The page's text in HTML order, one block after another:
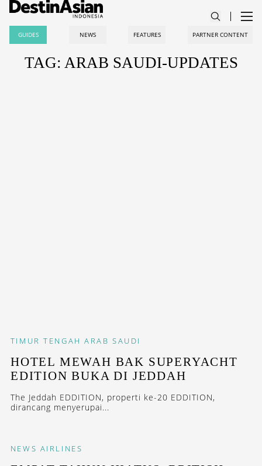
GUIDES NEWS FEATURES PARTNER CONTENT
TAG: ARAB SAUDI-UPDATES
TIMUR TENGAH ARAB SAUDI
HOTEL MEWAH BAK SUPERYACHT
EDITION BUKA DI JEDDAH
The Jeddah EDDITION, properti ke-20 EDDITION,
dirancang menyerupai...
NEWS AIRLINES